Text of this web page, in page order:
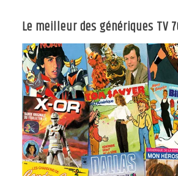
Le meilleur des génériques TV